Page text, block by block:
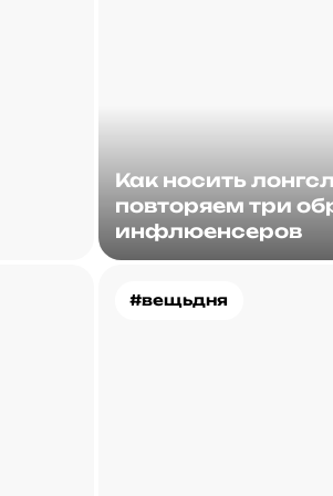
Как носить
повторяем три
инфлюенсеров
#вещьдня